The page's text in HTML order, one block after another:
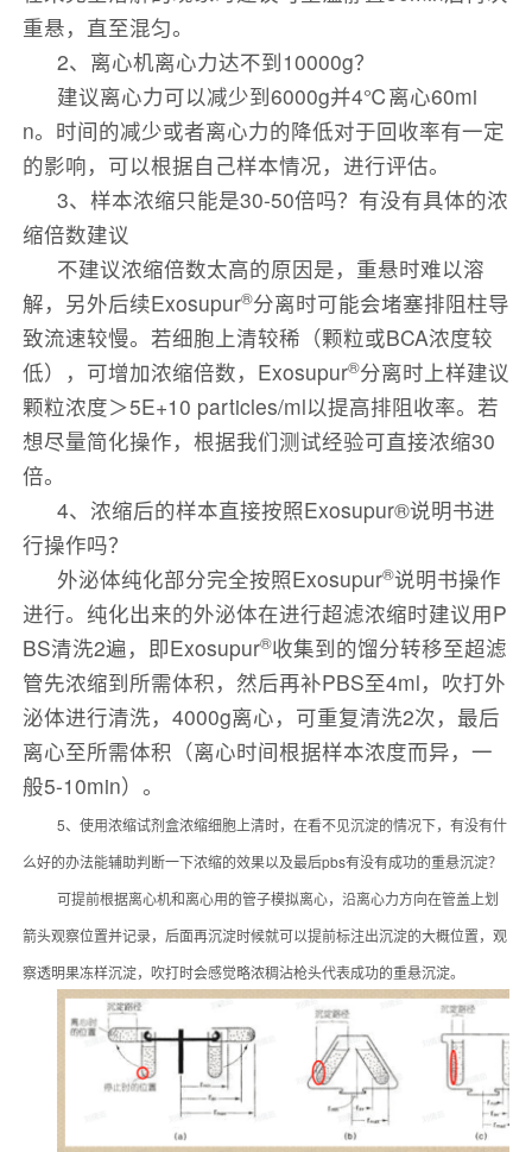
重悬，直至混匀。
2、离心机离心力达不到10000g？
建议离心力可以减少到6000g并4℃离心60mi
n。时间的减少或者离心力的降低对于回收率有一定
的影响，可以根据自己样本情况，进行评估。
3、样本浓缩只能是30-50倍吗？有没有具体的浓
缩倍数建议
不建议浓缩倍数太高的原因是，重悬时难以溶
解，另外后续Exosupur®分离时可能会堵塞排阻柱导
致流速较慢。若细胞上清较稀（颗粒或BCA浓度较
低），可增加浓缩倍数，Exosupur®分离时上样建议
颗粒浓度＞5E+10 particles/ml以提高排阻收率。若
想尽量简化操作，根据我们测试经验可直接浓缩30
倍。
4、浓缩后的样本直接按照Exosupur®说明书进
行操作吗？
外泌体纯化部分完全按照Exosupur®说明书操作
进行。纯化出来的外泌体在进行超滤浓缩时建议用P
BS清洗2遍，即Exosupur®收集到的馏分转移至超滤
管先浓缩到所需体积，然后再补PBS至4ml，吹打外
泌体进行清洗，4000g离心，可重复清洗2次，最后
离心至所需体积（离心时间根据样本浓度而异，一
般5-10min）。
5、使用浓缩试剂盒浓缩细胞上清时，在看不见沉淀的情况下，有没有什
么好的办法能辅助判断一下浓缩的效果以及最后pbs有没有成功的重悬沉淀？
可提前根据离心机和离心用的管子模拟离心，沿离心力方向在管盖上划
箭头观察位置并记录，后面再沉淀时候就可以提前标注出沉淀的大概位置，观
察透明果冻样沉淀，吹打时会感觉略浓稠沾枪头代表成功的重悬沉淀。